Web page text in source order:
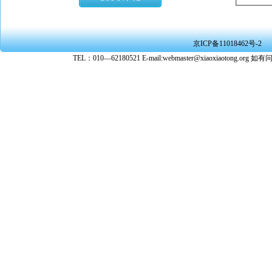
★ 承担
★ 在本
转载、
★ 参与
京ICP备11018462号-2
TEL：010—62180521 E-mail:webmaster@xiaoxiaotong.org 如